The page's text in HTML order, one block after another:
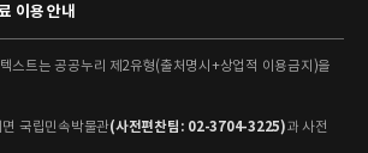
이용 안내
스트는 공공누리 제2유형(출처명시+상업적 이용금지)을
국립민속박물관(사전편찬팀: 02-3704-3225)과 사전